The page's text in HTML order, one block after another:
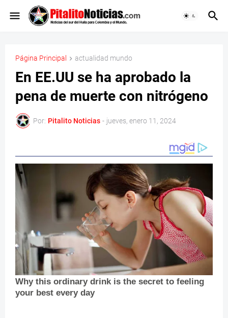
Página Principal actualidad mundo
En EE.UU se ha aprobado la
pena de muerte con nitrógeno
Por: Pitalito Noticias - jueves, enero 11, 2024